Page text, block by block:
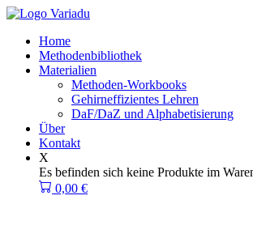
Zum
springenHome
Methodenbibliothek
Materialien
Methoden-Workbooks
Gehirneffizientes Lehren
DaF/DaZ und Alphabetisierung
Über
Kontakt
X
Es befinden sich keine Produkte im
0,00 €